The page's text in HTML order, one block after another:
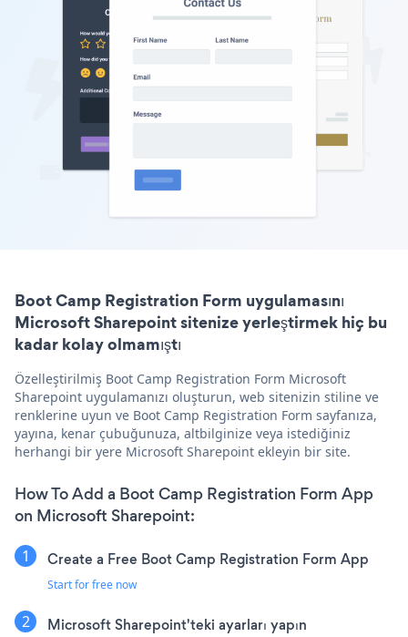
Boot Camp Registration Form uygulamasını
Microsoft Sharepoint sitenize yerleştirmek hiç bu
kadar kolay olmamıştı
Özelleştirilmiş Boot Camp Registration Form Microsoft
Sharepoint uygulamanızı oluşturun, web sitenizin stiline ve
renklerine uyun ve Boot Camp Registration Form sayfanıza,
yayına, kenar çubuğunuza, altbilginize veya istediğiniz
herhangi bir yere Microsoft Sharepoint ekleyin bir site.
How To Add a Boot Camp Registration Form App
on Microsoft Sharepoint:
Create a Free Boot Camp Registration Form App
Start for free now
Microsoft Sharepoint'teki ayarları yapın